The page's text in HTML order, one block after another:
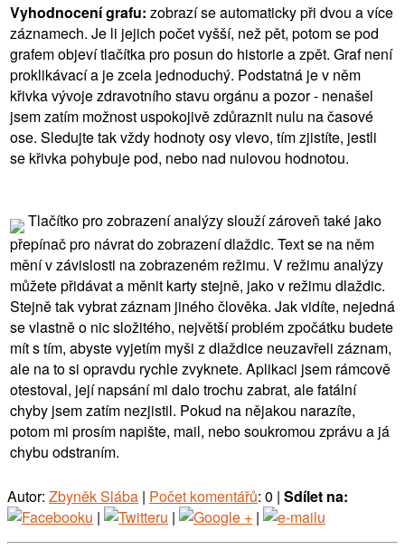
Vyhodnocení grafu: zobrazí se automaticky při dvou a více
záznamech. Je li jejich počet vyšší, než pět, potom se pod
grafem objeví tlačítka pro posun do historie a zpět. Graf není
proklikávací a je zcela jednoduchý. Podstatná je v něm
křivka vývoje zdravotního stavu orgánu a pozor - nenašel
jsem zatím možnost uspokojivě zdůraznit nulu na časové
ose. Sledujte tak vždy hodnoty osy vlevo, tím zjistíte, jestli
se křivka pohybuje pod, nebo nad nulovou hodnotou.
Tlačítko pro zobrazení analýzy slouží zároveň také jako
přepínač pro návrat do zobrazení dlaždic. Text se na něm
mění v závislosti na zobrazeném režimu. V režimu analýzy
můžete přidávat a měnit karty stejně, jako v režimu dlaždic.
Stejně tak vybrat záznam jiného člověka. Jak vidíte, nejedná
se vlastně o nic složitého, největší problém zpočátku budete
mít s tím, abyste vyjetím myši z dlaždice neuzavřeli záznam,
ale na to si opravdu rychle zvyknete. Aplikaci jsem rámcově
otestoval, její napsání mi dalo trochu zabrat, ale fatální
chyby jsem zatím nezjistil. Pokud na nějakou narazíte,
potom mi prosím napište, mail, nebo soukromou zprávu a já
chybu odstraním.
Autor: Zbyněk Slába | Počet komentářů: 0 | Sdílet na:
|
| |